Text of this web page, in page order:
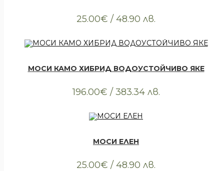
25.00€ / 48.90 лв.
МОСИ КАМО ХИБРИД ВОДОУСТОЙЧИВО ЯКЕ
196.00€ / 383.34 лв.
МОСИ ЕЛЕН
25.00€ / 48.90 лв.